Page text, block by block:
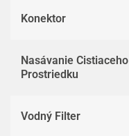
Konektor
Nasávanie Cistiaceho
Prostriedku
Vodný Filter